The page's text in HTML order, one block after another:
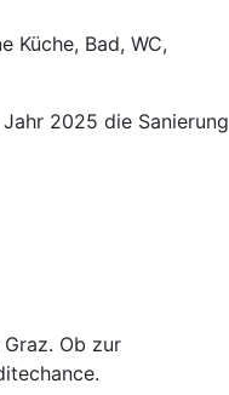
Küche, Bad, WC,
2025 die Sanierung
Ob zur